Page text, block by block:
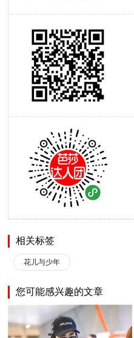
相关标签
花儿与少年
您可能感兴趣的文章